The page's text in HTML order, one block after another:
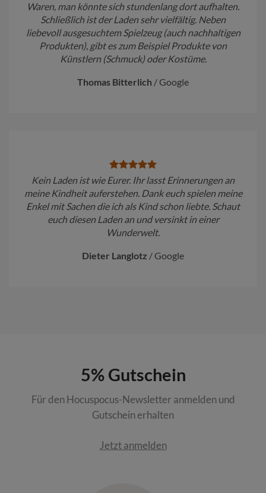
Waren, man könnte sich stundenlang dort aufhalten.
Schließlich ist der Laden sehr vielfältig. Neben
liebevoll ausgesuchtem Spielzeug (auch nachhaltigen
Produkten), gibt es zum Beispiel Produkte von
Künstlern (Schmuck) oder Kostüme.
Thomas Bitterlich / Google
Kein Laden ist wie Eurer. Ihr lasst Erinnerungen an
meine Kindheit auferstehen. Dank euch spielen meine
Enkel mit Sachen die ich als Kind schon liebte. Schaut
euch diesen Laden an und versinkt in einer
Wunderwelt.
Dieter Langlotz / Google
5% Gutschein
Für den Hocuspocus-Newsletter anmelden und
Gutschein erhalten
Jetzt anmelden